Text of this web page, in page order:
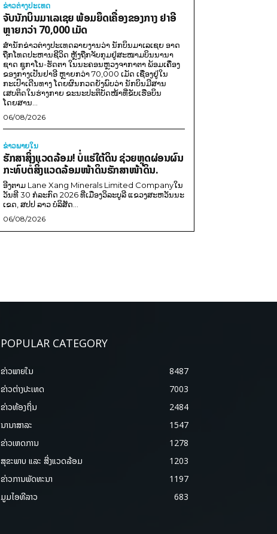
ຂ່າວຕ່າງປະເທດ
ຈັບນັກບິນມາເລເຊຍ ພ້ອມຍຶດເຄື່ອງຂອງກາງ ຢາອີ
ຫຼາຍກວ່າ 70,000 ເມັດ
ສຳນັກຂ່າວຕ່າງປະເທດລາຍງານວ່າ ນັກບິນມາເລເຊຍ ອາດ
ຖືກໂທດປະຫານຊີວິດ ຫຼັງຖືກຈັບກຸມຢູ່ສະໜາມບິນນານາ
ຊາດ ຊູກາໂນ-ຮັດຕາ ໃນນະຄອນຫຼວງຈາກາຕາ ພ້ອມເຄື່ອງ
ຂອງກາງເປັນຢາອີ ຫຼາຍກວ່າ 70,000 ເມັດ ເຊື່ອງຢູ່ໃນ
ກະເປົາເດີນທາງ ໂດຍຜົນກວດຍັງພົບວ່າ ນັກບິນມີສານ
ເສບຕິດໃນຮ່າງກາຍ ຂະນະປະຕິບັດໜ້າທີ່ຂັບເຮືອບິນ
ໂດຍສານ...
06/08/2026
ຂ່າວພາຍ​ໃນ
ຮັກສາສິ່ງແວດລ້ອມ! ບໍ່ແຮ່ໃຕ້ດິນ ຊ່ວຍຫຼຸດຜ່ອນຜົນ
ກະທົບຕໍ່ສິ່ງແວດລ້ອມໜ້າດິນຮັກສາໜ້າດິນ.
ອີງຕາມ Lane Xang Minerals Limited Companyໃນ
ວັນທີ 30 ກໍລະກົດ 2026 ທີ່ເມືອງວິລະບູລີ ແຂວງສະຫວັນນະ
ເຂດ, ສປປ ລາວ ບໍລິສັດ...
06/08/2026
POPULAR CATEGORY
ຂ່າວພາຍ​ໃນ
8487
ຂ່າວຕ່າງປະເທດ
7003
ຂ່າວທ້ອງຖິ່ນ
2484
ນານາສາລະ
1547
ຂ່າວເຫດການ
1278
ສຸຂະພາບ ແລະ ສີ່ງແວດລ້ອມ
1203
ຂ່າວການພັດທະນາ
1197
ມູມໄອທີລາວ
683